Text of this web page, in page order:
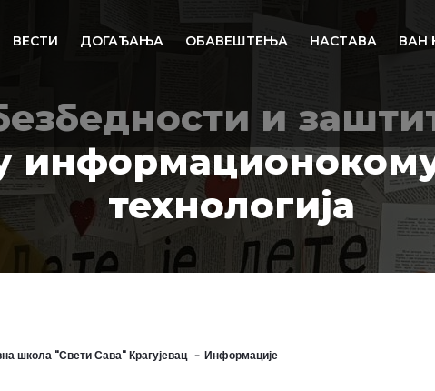
ВЕСТИ ДОГАЂАЊА ОБАВЕШТЕЊА НАСТАВА ВАН
и
технологија
школа "Свети Сава" Крагујевац Информације